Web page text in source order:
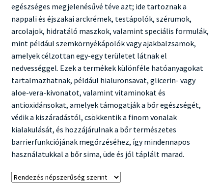
Márkák
egészséges megjelenésűvé téve azt; ide tartoznak a
nappali és éjszakai arckrémek, testápolók, szérumok,
arcolajok, hidratáló maszkok, valamint speciális formulák,
mint például szemkörnyékápolók vagy ajakbalzsamok,
amelyek célzottan egy-egy területet látnak el
nedvességgel. Ezek a termékek különféle hatóanyagokat
tartalmazhatnak, például hialuronsavat, glicerin- vagy
aloe-vera-kivonatot, valamint vitaminokat és
antioxidánsokat, amelyek támogatják a bőr egészségét,
védik a kiszáradástól, csökkentik a finom vonalak
kialakulását, és hozzájárulnak a bőr természetes
barrierfunkciójának megőrzéséhez, így mindennapos
használatukkal a bőr sima, üde és jól táplált marad.